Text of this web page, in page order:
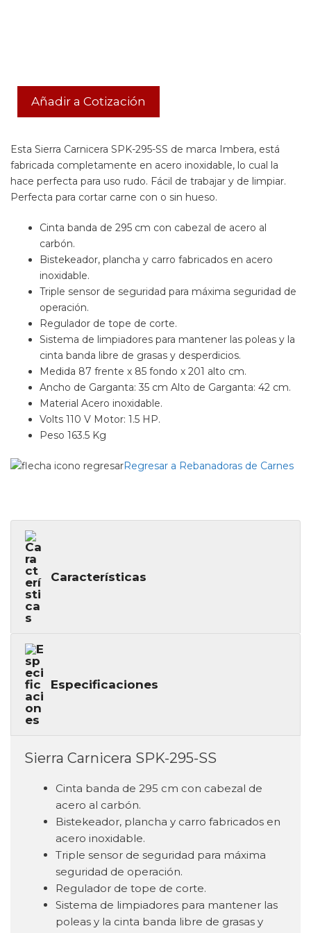
Añadir a Cotización
Esta Sierra Carnicera SPK-295-SS de marca Imbera, está
fabricada completamente en acero inoxidable, lo cual la
hace perfecta para uso rudo. Fácil de trabajar y de limpiar.
Perfecta para cortar carne con o sin hueso.
Cinta banda de 295 cm con cabezal de acero al
carbón.
Bistekeador, plancha y carro fabricados en acero
inoxidable.
Triple sensor de seguridad para máxima seguridad de
operación.
Regulador de tope de corte.
Sistema de limpiadores para mantener las poleas y la
cinta banda libre de grasas y desperdicios.
Medida 87 frente x 85 fondo x 201 alto cm.
Ancho de Garganta: 35 cm Alto de Garganta: 42 cm.
Material Acero inoxidable.
Volts 110 V Motor: 1.5 HP.
Peso 163.5 Kg
Regresar a Rebanadoras de Carnes
Características
Especificaciones
Sierra Carnicera SPK-295-SS
Cinta banda de 295 cm con cabezal de
acero al carbón.
Bistekeador, plancha y carro fabricados en
acero inoxidable.
Triple sensor de seguridad para máxima
seguridad de operación.
Regulador de tope de corte.
Sistema de limpiadores para mantener las
poleas y la cinta banda libre de grasas y